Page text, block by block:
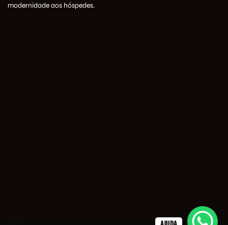
modernidade aos hóspedes.
AJUDA